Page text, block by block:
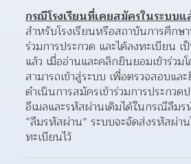
กรณีโรงเรียนที่เคยสมัครในระบบแ
สำหรับโรงเรียนหรือสถาบันการศึกษ
ร่วมการประกวด และได้ลงทะเบียน เ
แล้ว เมื่ออ่านและคลิกยินยอมเข้าร่วม
สามารถเข้าสู่ระบบ เพื่อตรวจสอบแ
ดำเนินการสมัครเข้าร่วมการประกวด
อีเมลและรหัสผ่านเดิมได้ในกรณีลืม
“ลืมรหัสผ่าน” ระบบจะจัดส่งรหัสผ่า
ทะเบียนไว้